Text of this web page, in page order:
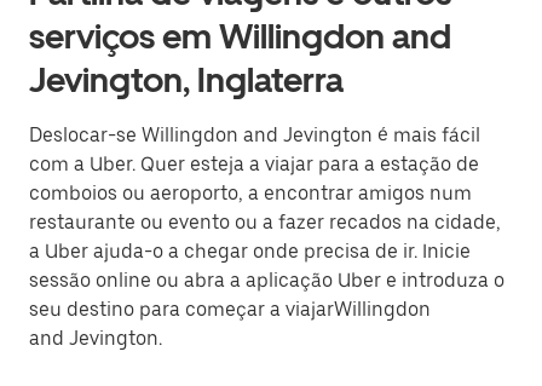
serviços em Willingdon and
Jevington, Inglaterra
Deslocar-se Willingdon and Jevington é mais fácil
com a Uber. Quer esteja a viajar para a estação de
comboios ou aeroporto, a encontrar amigos num
restaurante ou evento ou a fazer recados na cidade,
a Uber ajuda-o a chegar onde precisa de ir. Inicie
sessão online ou abra a aplicação Uber e introduza o
seu destino para começar a viajarWillingdon
and Jevington.